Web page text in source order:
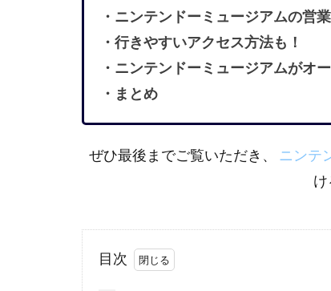
・ニンテンドーミュージアムの営
・行きやすいアクセス方法も！
・ニンテンドーミュージアムがオ
・まとめ
ぜひ最後までご覧いただき、 ニンテ
け
目次